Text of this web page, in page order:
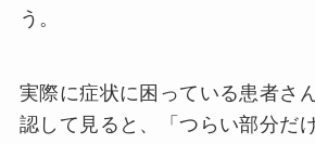
う。
実際に症状に困っている患者さ
認して見ると、「つらい部分だ